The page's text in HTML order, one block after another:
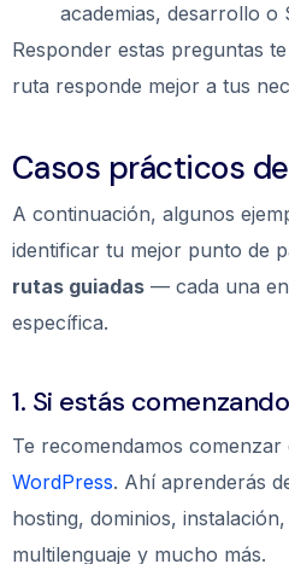
academias, desarrollo o
Responder estas preguntas
ruta responde mejor a tus
Casos prácticos
A continuación, algunos
identificar tu mejor punto de
rutas guiadas — cada una
específica.
1. Si estás
Te recomendamos comenzar
WordPress. Ahí aprenderás
hosting, dominios,
multilenguaje y mucho más.